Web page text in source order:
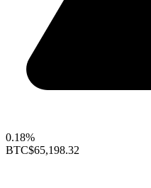
0.18%
BTC$65,198.32